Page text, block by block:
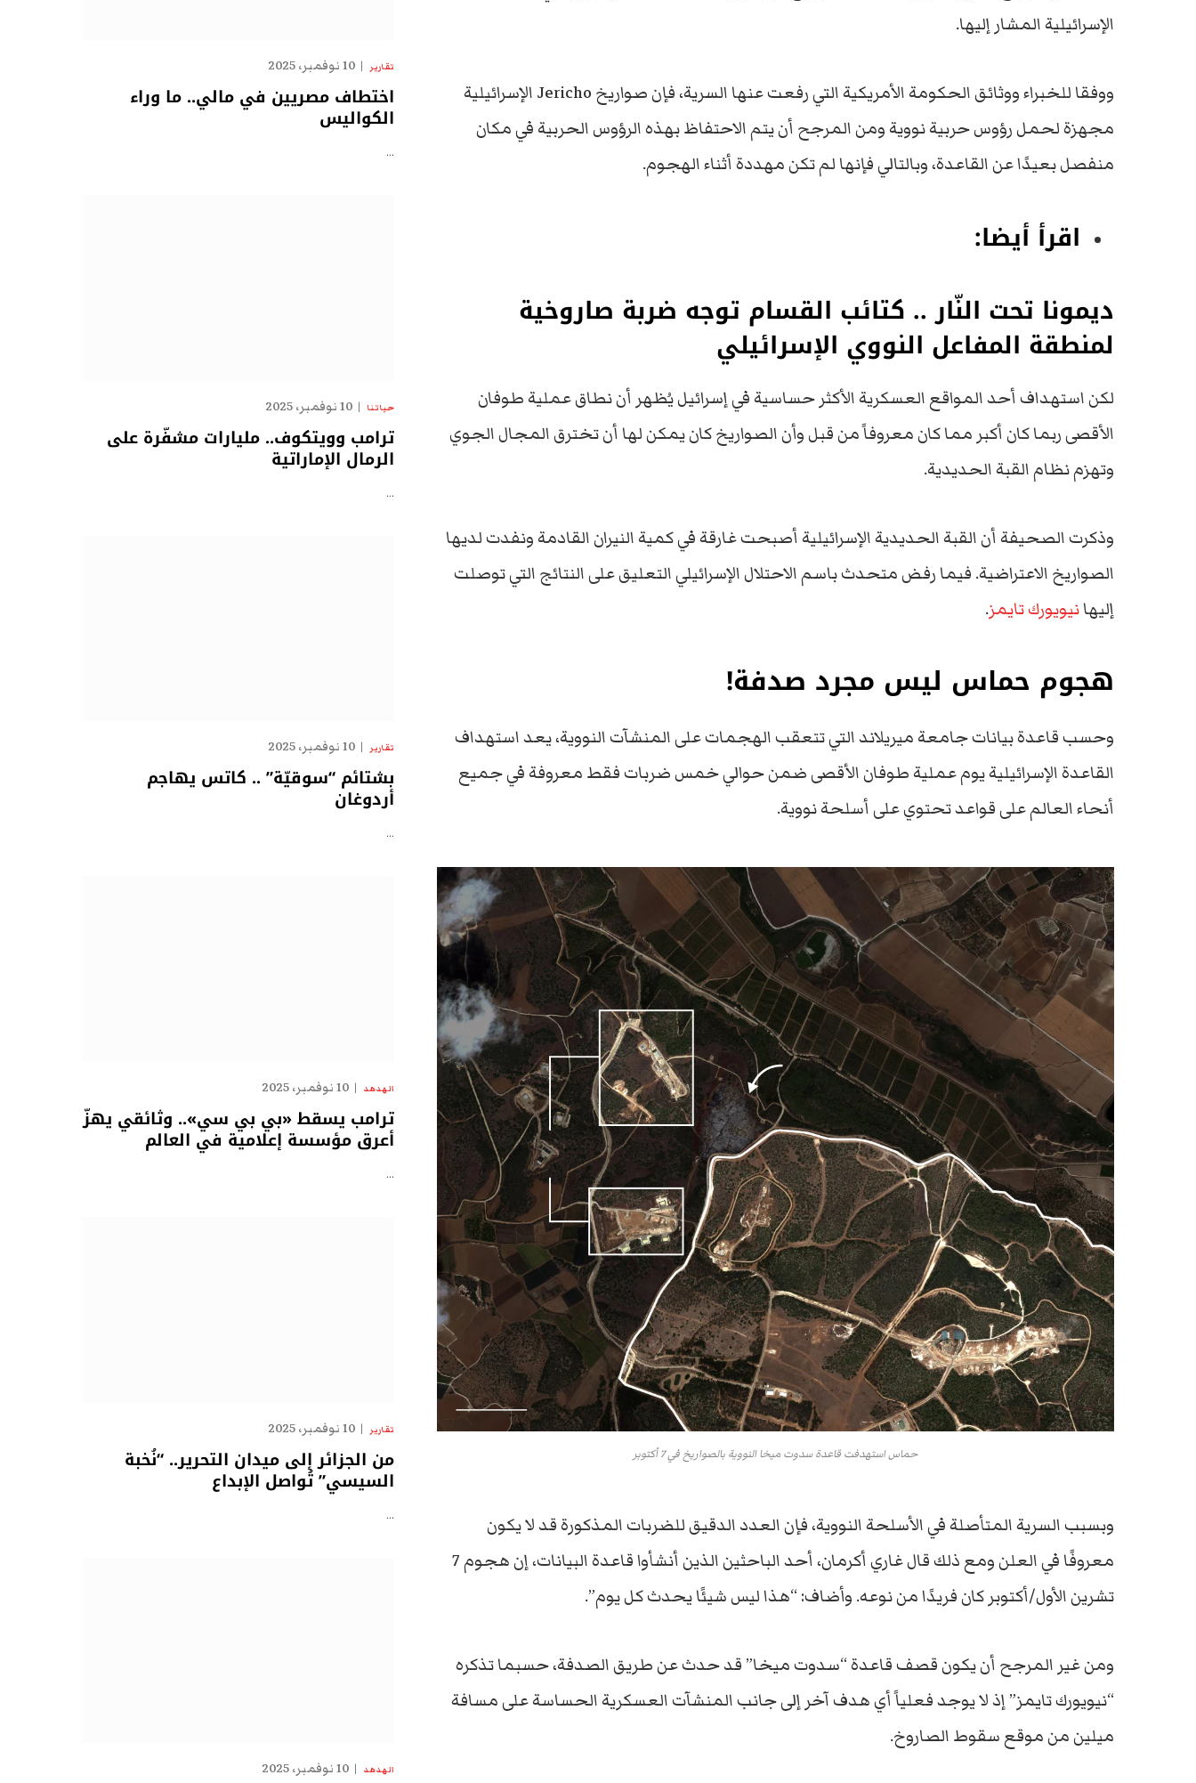
الإسرائيلية المشار إليها.
ووفقا للخبراء ووثائق الحكومة الأمريكية التي رفعت عنها السرية، فإن صواريخ Jericho الإسرائيلية
مجهزة لحمل رؤوس حربية نووية ومن المرجح أن يتم الاحتفاظ بهذه الرؤوس الحربية في مكان
منفصل بعيدًا عن القاعدة، وبالتالي فإنها لم تكن مهددة أثناء الهجوم.
اقرأ أيضا:
ديمونا تحت النّار .. كتائب القسام توجه ضربة صاروخية
لمنطقة المفاعل النووي الإسرائيلي
لكن استهداف أحد المواقع العسكرية الأكثر حساسية في إسرائيل يُظهر أن نطاق عملية طوفان
الأقصى ربما كان أكبر مما كان معروفاً من قبل وأن الصواريخ كان يمكن لها أن تخترق المجال الجوي
وتهزم نظام القبة الحديدية.
وذكرت الصحيفة أن القبة الحديدية الإسرائيلية أصبحت غارقة في كمية النيران القادمة ونفدت لديها
الصواريخ الاعتراضية. فيما رفض متحدث باسم الاحتلال الإسرائيلي التعليق على النتائج التي توصلت
إليهانيويورك تايمز.
هجوم حماس ليس مجرد صدفة!
وحسب قاعدة بيانات جامعة ميريلاند التي تتعقب الهجمات على المنشآت النووية، يعد استهداف
القاعدة الإسرائيلية يوم عملية طوفان الأقصى ضمن حوالي خمس ضربات فقط معروفة في جميع
أنحاء العالم على قواعد تحتوي على أسلحة نووية.
حماس استهدفت قاعدة سدوت ميخا النووية بالصواريخ في 7 أكتوبر
وبسبب السرية المتأصلة في الأسلحة النووية، فإن العدد الدقيق للضربات المذكورة قد لا يكون
معروفًا في العلن ومع ذلك قال غاري أكرمان، أحد الباحثين الذين أنشأوا قاعدة البيانات، إن هجوم 7
تشرين الأول/أكتوبر كان فريدًا من نوعه. وأضاف: “هذا ليس شيئًا يحدث كل يوم”.
ومن غير المرجح أن يكون قصف قاعدة “سدوت ميخا” قد حدث عن طريق الصدفة، حسبما تذكره
“نيويورك تايمز” إذ لا يوجد فعلياً أي هدف آخر إلى جانب المنشآت العسكرية الحساسة على مسافة
ميلين من موقع سقوط الصاروخ.
تقارير 10 نوفمبر، 2025
اختطاف مصريين في مالي.. ما وراء
الكواليس
…
حياتنا 10 نوفمبر، 2025
ترامب وويتكوف.. مليارات مشفّرة على
الرمال الإماراتية
…
تقارير 10 نوفمبر، 2025
بشتائم “سوقيّة” .. كاتس يهاجم
أردوغان
…
الهدهد 10 نوفمبر، 2025
ترامب يسقط «بي بي سي».. وثائقي يهزّ
أعرق مؤسسة إعلامية في العالم
…
تقارير 10 نوفمبر، 2025
من الجزائر إلى ميدان التحرير.. “نُخبة
السيسي” تُواصل الإبداع
…
الهدهد 10 نوفمبر، 2025